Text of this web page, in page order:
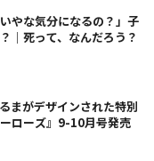
やな気分になるの？」子
｜死って、なんだろう？
まがデザインされた特別
ローズ』9-10月号発売